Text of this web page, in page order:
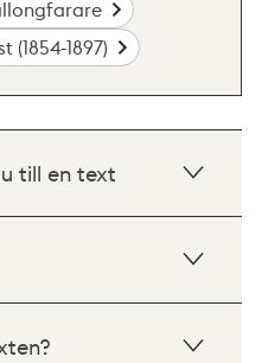
(1854-1897)
till en text